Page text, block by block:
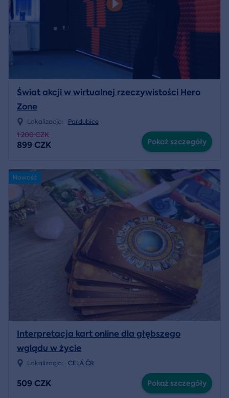
Świat akcji w wirtualnej rzeczywistości Hero
Zone
Lokalizacja: Pardubice
1 200 CZK
899 CZK Pokaż szczegóły
Nowość
Interpretacja kart online dla głębszego
wglądu w życie
Lokalizacja: CELÁ ČR
509 CZK Pokaż szczegóły